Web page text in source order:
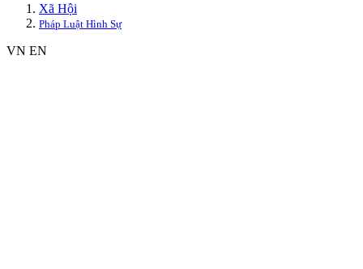
Xã Hội
Pháp Luật Hình Sự
VN EN